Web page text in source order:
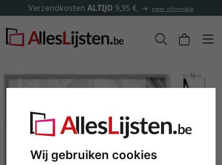
Wij gebruiken cookies
✓500.000 artikelen om uit te kiezen